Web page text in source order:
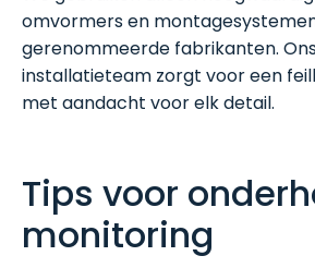
omvormers en
gerenommeerde fabrikanten.
installatieteam zorgt voor een
met aandacht voor elk detail.
Tips voor
monitoring